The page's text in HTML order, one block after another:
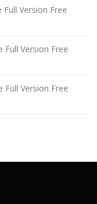
Full Version Free
Full Version Free
Full Version Free